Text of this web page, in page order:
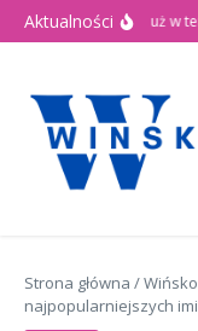
Przejdź do treści
Aktualności
🎉 Dni Wińska 2026 już w
Strona główna /Wińsko
najpopularniejszych